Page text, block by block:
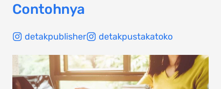
Contohnya
detakpublisher detakpustakatoko